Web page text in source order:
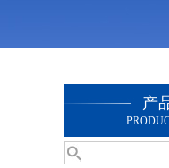
产